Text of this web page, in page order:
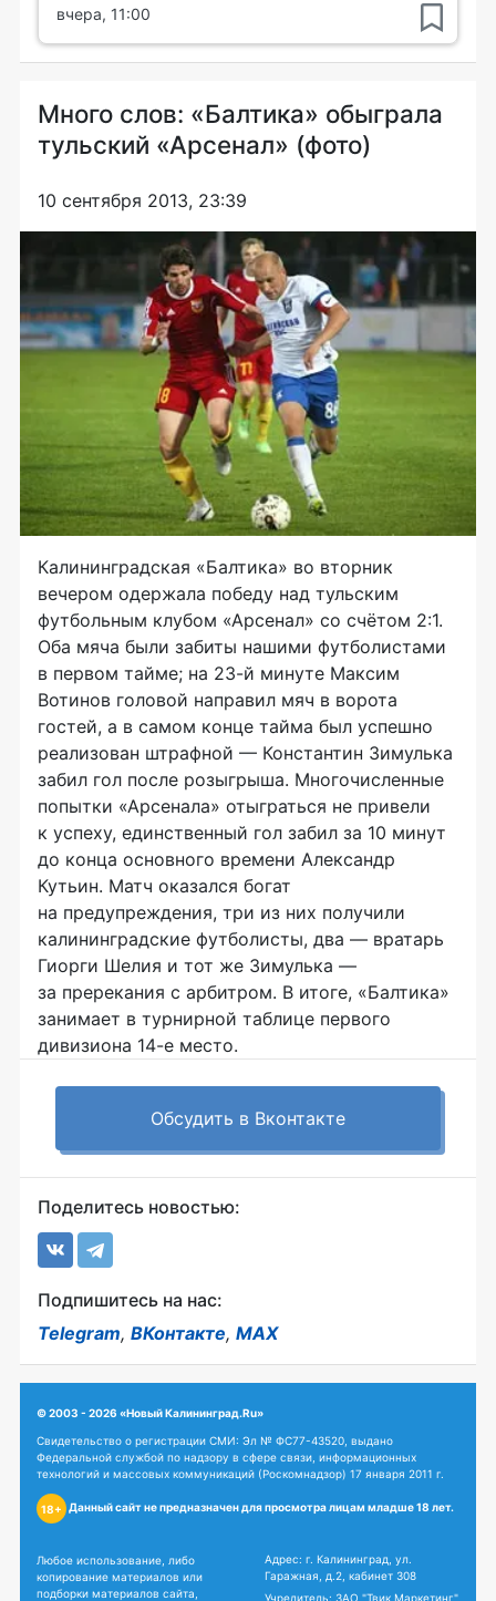
вчера, 11:00
Много слов: «Балтика» обыграла
тульский «Арсенал» (фото)
10 сентября 2013, 23:39
Калининградская «Балтика» во вторник
вечером одержала победу над тульским
футбольным клубом «Арсенал» со счётом 2:1.
Оба мяча были забиты нашими футболистами
в первом тайме; на 23-й минуте Максим
Вотинов головой направил мяч в ворота
гостей, а в самом конце тайма был успешно
реализован штрафной — Константин Зимулька
забил гол после розыгрыша. Многочисленные
попытки «Арсенала» отыграться не привели
к успеху, единственный гол забил за 10 минут
до конца основного времени Александр
Кутьин. Матч оказался богат
на предупреждения, три из них получили
калининградские футболисты, два — вратарь
Гиорги Шелия и тот же Зимулька —
за пререкания с арбитром. В итоге, «Балтика»
занимает в турнирной таблице первого
дивизиона 14-е место.
Обсудить в Вконтакте
Поделитесь новостью:
Подпишитесь на нас:
Telegram, ВКонтакте, MAX
© 2003 - 2026 «Новый Калининград.Ru»
Свидетельство о регистрации СМИ: Эл № ФС77-43520, выдано
Федеральной службой по надзору в сфере связи, информационных
технологий и массовых коммуникаций (Роскомнадзор) 17 января 2011 г.
18+ Данный сайт не предназначен для просмотра лицам младше 18 лет.
Любое использование, либо
копирование материалов или
подборки материалов сайта,
Адрес: г. Калининград, ул.
Гаражная, д.2, кабинет 308
Учредитель: ЗАО "Твик Маркетинг"